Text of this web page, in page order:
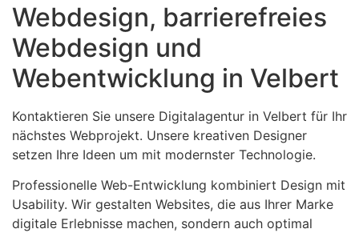
Webdesign, barrierefreies
Webdesign und
Webentwicklung in Velbert
Kontaktieren Sie unsere Digitalagentur in Velbert für Ihr
nächstes Webprojekt. Unsere kreativen Designer
setzen Ihre Ideen um mit modernster Technologie.
Professionelle Web-Entwicklung kombiniert Design mit
Usability. Wir gestalten Websites, die aus Ihrer Marke
digitale Erlebnisse machen, sondern auch optimal